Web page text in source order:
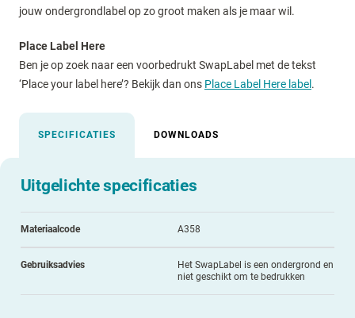
jouw ondergrondlabel op zo groot maken als je maar wil.
Place Label Here
Ben je op zoek naar een voorbedrukt SwapLabel met de tekst
‘Place your label here’? Bekijk dan ons Place Label Here label .
SPECIFICATIES DOWNLOADS
Uitgelichte specificaties
Materiaalcode A358
Gebruiksadvies
Het SwapLabel is een ondergrond en
niet geschikt om te bedrukken